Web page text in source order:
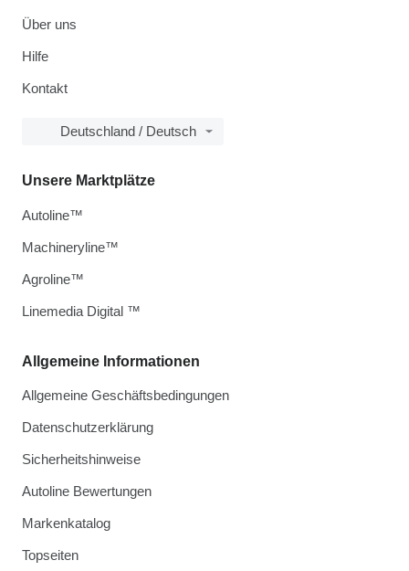
Über uns
Hilfe
Kontakt
Deutschland / Deutsch
Allgemeine Informationen
Allgemeine Geschäftsbedingungen
Datenschutzerklärung
Sicherheitshinweise
Autoline Bewertungen
Markenkatalog
Topseiten
Unsere Marktplätze
Autoline™
Machineryline™
Agroline™
Linemedia Digital ™